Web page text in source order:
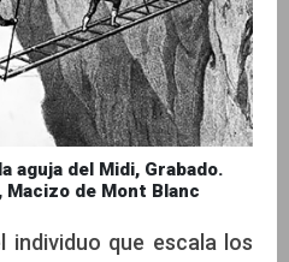
aguja del Midi, Grabado.
Macizo de Mont Blanc
individuo que escala los